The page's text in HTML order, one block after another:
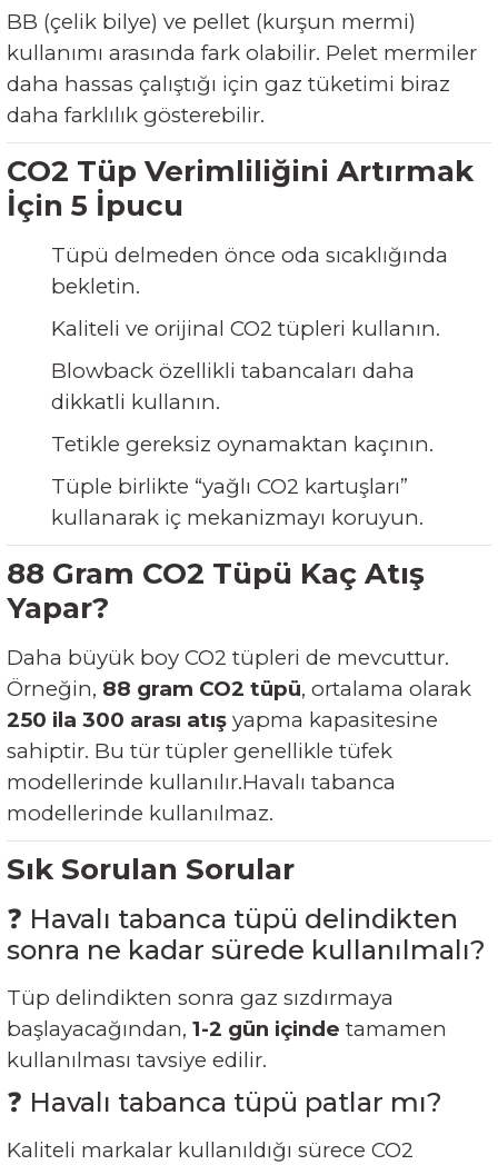
BB (çelik bilye) ve pellet (kurşun mermi)
kullanımı arasında fark olabilir. Pelet mermiler
daha hassas çalıştığı için gaz tüketimi biraz
daha farklılık gösterebilir.
CO2 Tüp Verimliliğini Artırmak
İçin 5 İpucu
Tüpü delmeden önce oda sıcaklığında
bekletin.
Kaliteli ve orijinal CO2 tüpleri kullanın.
Blowback özellikli tabancaları daha
dikkatli kullanın.
Tetikle gereksiz oynamaktan kaçının.
Tüple birlikte “yağlı CO2 kartuşları”
kullanarak iç mekanizmayı koruyun.
88 Gram CO2 Tüpü Kaç Atış
Yapar?
Daha büyük boy CO2 tüpleri de mevcuttur.
Örneğin, 88 gram CO2 tüpü, ortalama olarak
250 ila 300 arası atış yapma kapasitesine
sahiptir. Bu tür tüpler genellikle tüfek
modellerinde kullanılır.Havalı tabanca
modellerinde kullanılmaz.
Sık Sorulan Sorular
❓ Havalı tabanca tüpü delindikten
sonra ne kadar sürede kullanılmalı?
Tüp delindikten sonra gaz sızdırmaya
başlayacağından, 1-2 gün içinde tamamen
kullanılması tavsiye edilir.
❓ Havalı tabanca tüpü patlar mı?
Kaliteli markalar kullanıldığı sürece CO2